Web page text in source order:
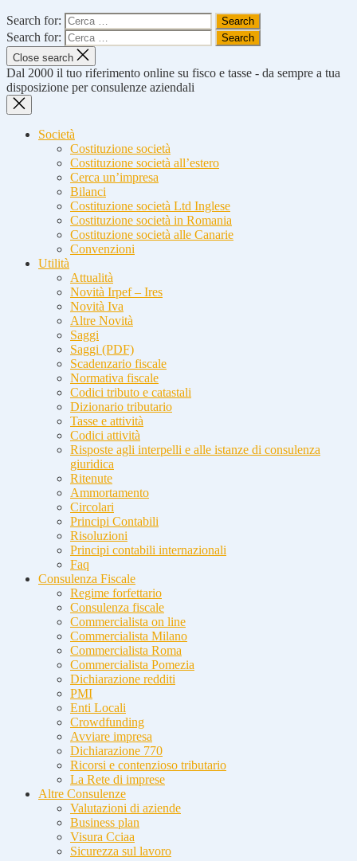
Search for:
Search for:
Close search
Dal 2000 il tuo riferimento online su fisco e tasse - da sempre a tua
disposizione per consulenze aziendali
Società
Costituzione società
Costituzione società all’estero
Cerca un’impresa
Bilanci
Costituzione società Ltd Inglese
Costituzione società in Romania
Costituzione società alle Canarie
Convenzioni
Utilità
Attualità
Novità Irpef – Ires
Novità Iva
Altre Novità
Saggi
Saggi (PDF)
Scadenzario fiscale
Normativa fiscale
Codici tributo e catastali
Dizionario tributario
Tasse e attività
Codici attività
Risposte agli interpelli e alle istanze di consulenza
giuridica
Ritenute
Ammortamento
Circolari
Principi Contabili
Risoluzioni
Principi contabili internazionali
Faq
Consulenza Fiscale
Regime forfettario
Consulenza fiscale
Commercialista on line
Commercialista Milano
Commercialista Roma
Commercialista Pomezia
Dichiarazione redditi
PMI
Enti Locali
Crowdfunding
Avviare impresa
Dichiarazione 770
Ricorsi e contenzioso tributario
La Rete di imprese
Altre Consulenze
Valutazioni di aziende
Business plan
Visura Cciaa
Sicurezza sul lavoro